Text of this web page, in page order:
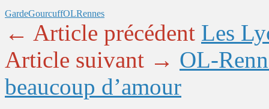
GardeGourcuffOLRennes
← Article précédent Les
Article suivant → OL-
beaucoup d’amour